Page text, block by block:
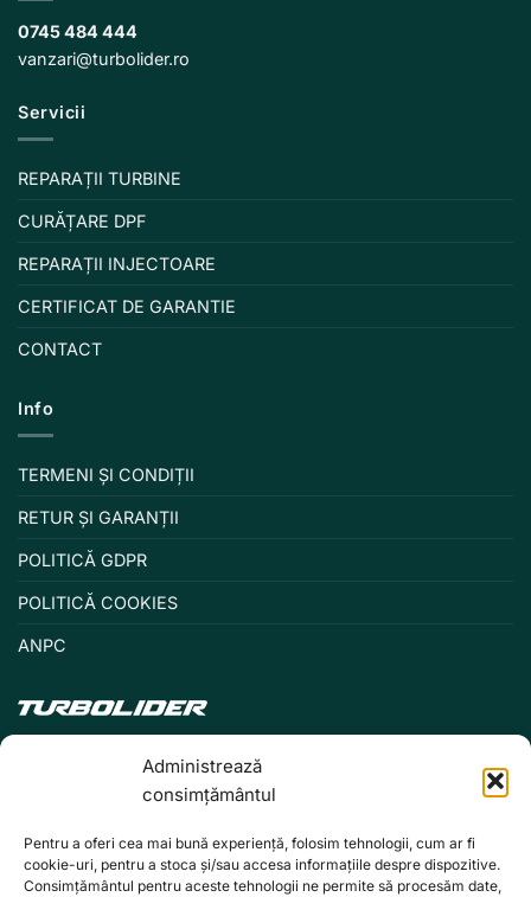
Administrează
consimțământul
Pentru a oferi cea mai bună experiență, folosim tehnologii, cum ar fi
cookie-uri, pentru a stoca și/sau accesa informațiile despre dispozitive.
Consimțământul pentru aceste tehnologii ne permite să procesăm date,
0745 484 444
vanzari@turbolider.ro
Servicii
REPARAȚII TURBINE
CURĂȚARE DPF
REPARAȚII INJECTOARE
CERTIFICAT DE GARANTIE
CONTACT
Info
TERMENI ȘI CONDIȚII
RETUR ȘI GARANȚII
POLITICĂ GDPR
POLITICĂ COOKIES
ANPC